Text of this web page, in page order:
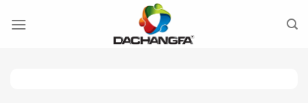
đến